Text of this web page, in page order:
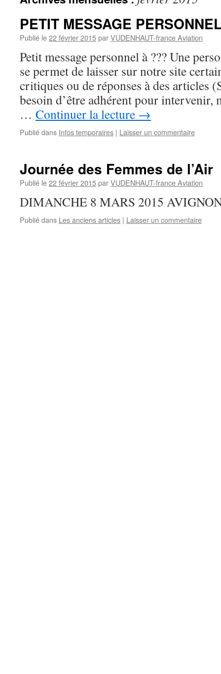
PETIT MESSAGE
Publié le22 février 2015parVUDENHAUT-france Aviation
Petit message personnel à ??? Une
se permet de laisser sur notre site
critiques ou de réponses à des articles
besoin d’être adhérent pour intervenir,
… Continuer la lecture →
Publié dans Infos temporaires | Laisser un commentaire
Journée des Femmes de l’Air
Publié le22 février 2015parVUDENHAUT-france Aviation
DIMANCHE 8 MARS 2015
Publié dans Les anciens articles | Laisser un commentaire